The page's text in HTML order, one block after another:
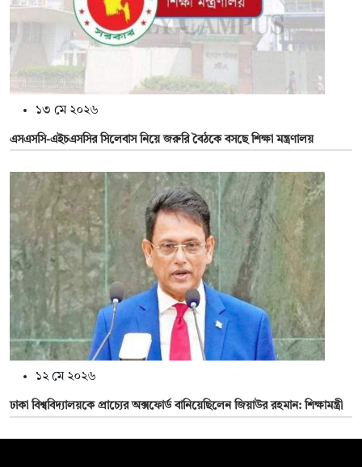
১৩ মে ২০২৬
এসএসসি-এইচএসসির সিলেবাস নিয়ে জরুরি বৈঠকে বসছে শিক্ষা মন্ত্রণালয়
১২ মে ২০২৬
ঢাকা বিশ্ববিদ্যালয়কে প্রাচ্যের অক্সফোর্ড বানিয়েছিলেন জিয়াউর রহমান: শিক্ষামন্ত্রী